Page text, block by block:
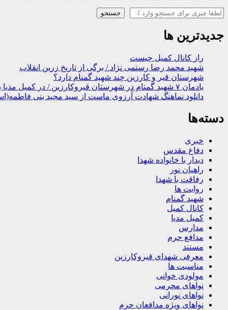
جستجو
جستجو
جدیدترین ها
راز کانال کمیل چیست
شهید محمد رضا رستمی نژاد / برگی از تاریخ زرین انقلاب
شهرستان قیر و کارزین چند شهید گمنام دارد؟
یادمان ۷ شهید گمنام در شهرستان قیروکارزین / در کمیل مدیا ببینید
دانلود نماهنگ شهادت آرزوی ماست از سید مجید بنی
دسته‌ها
خبری
دفاع مقدس
دیدار با خانواده شهدا
راهیان نور
رفاقت با شهدا
روایت ها
شهید گمنام
کانال کمیل
کمیل مدیا
مدارس
مدافع حرم
مستند
معرفی شهدای قیروکارزین
مناسبت ها
مولودی خوانی
نواهای محرمی
نواهای نورانی
نواهای ویژه مدافعان حرم